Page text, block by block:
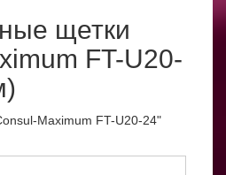
щетки
FT-U20-
Maximum FT-U20-24"